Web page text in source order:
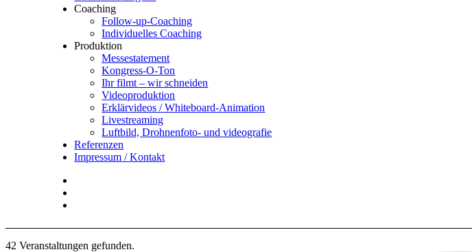
Coaching
Follow-up-Coaching
Individuelles Coaching
Produktion
Messestatement
Kongress-O-Ton
Ihr filmt – wir schneiden
Videoproduktion
Erklärvideos / Whiteboard-Animation
Livestreaming
Luftbild, Drohnenfoto- und videografie
Referenzen
Impressum / Kontakt
42 Veranstaltungen gefunden.